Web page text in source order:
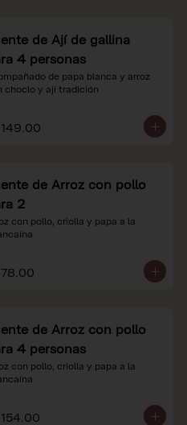
de Ají de gallina
4 personas
de papa blanca y arroz
choclo y ají tradición
precios están expresados en
e incluyen impuestos de ley y
de Arroz con pollo
2
con pollo, criolla y papa a la
precios están expresados en
e incluyen impuestos de ley y
de Arroz con pollo
4 personas
con pollo, criolla y papa a la
precios están expresados en
e incluyen impuestos de ley y